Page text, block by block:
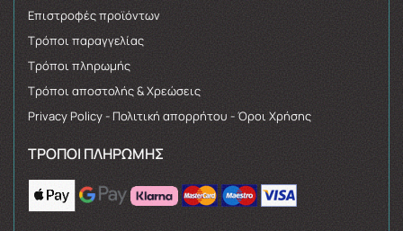
Επιστροφές προϊόντων
Τρόποι παραγγελίας
Τρόποι πληρωμής
Τρόποι αποστολής & Χρεώσεις
Privacy Policy - Πολιτική απορρήτου - Όροι Χρήσης
ΤΡΌΠΟΙ ΠΛΗΡΩΜΉΣ